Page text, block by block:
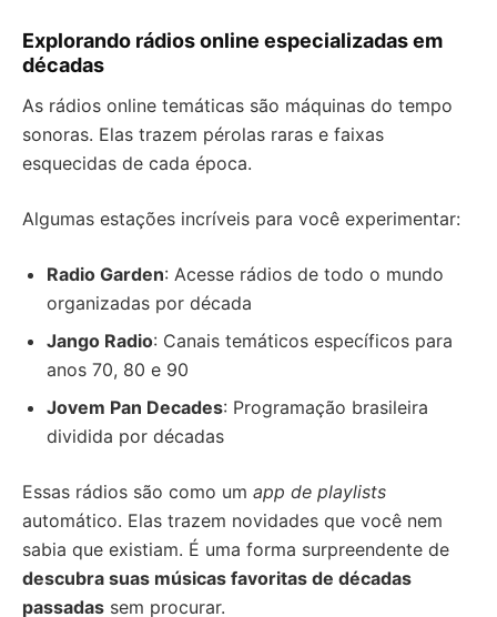
Explorando rádios online especializadas em
décadas
As rádios online temáticas são máquinas do tempo
sonoras. Elas trazem pérolas raras e faixas
esquecidas de cada época.
Algumas estações incríveis para você experimentar:
Radio Garden: Acesse rádios de todo o mundo
organizadas por década
Jango Radio: Canais temáticos específicos para
anos 70, 80 e 90
Jovem Pan Decades: Programação brasileira
dividida por décadas
Essas rádios são como um app de playlists
automático. Elas trazem novidades que você nem
sabia que existiam. É uma forma surpreendente de
descubra suas músicas favoritas de décadas
passadas sem procurar.